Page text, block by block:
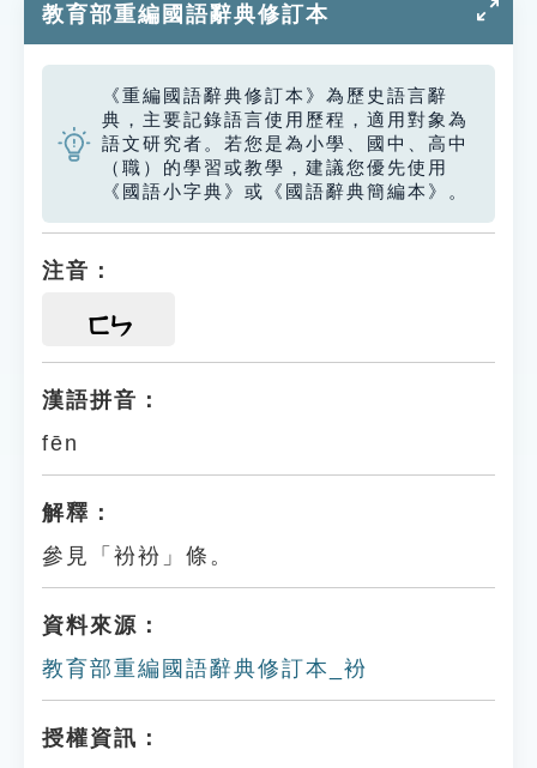
教育部重編國語辭典修訂本
《重編國語辭典修訂本》為歷史語言辭
典，主要記錄語言使用歷程，適用對象為
語文研究者。若您是為小學、國中、高中
（職）的學習或教學，建議您優先使用
《國語小字典》或《國語辭典簡編本》。
注音：
ㄈㄣ
漢語拼音：
fēn
解釋：
參見「衯衯」條。
資料來源：
教育部重編國語辭典修訂本_衯
授權資訊：